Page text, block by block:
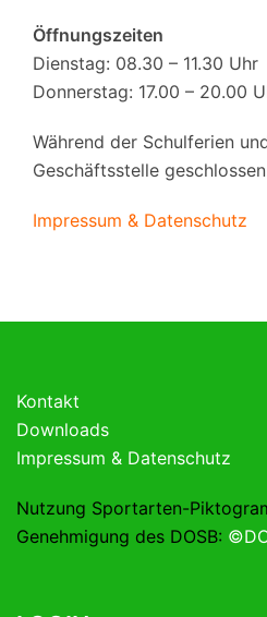
Öffnungszeiten
Dienstag: 08.30 – 11.30 Uhr
Donnerstag: 17.00 – 20.00
Während der Schulferien
Geschäftsstelle
Impressum & Datenschutz
Kontakt
Downloads
Impressum & Datenschutz
Nutzung Sportarten-
Genehmigung des DOSB: